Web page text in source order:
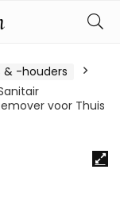
& -houders
voor Thuis